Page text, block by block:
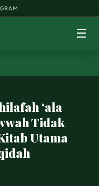
☰
‘ala
Tidak
Utama